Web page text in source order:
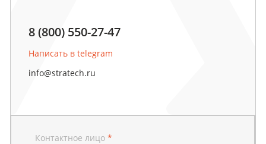
8 (800) 550-27-47
Написать в telegram
info@stratech.ru
Контактное лицо*